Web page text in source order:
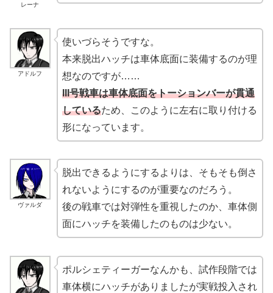
レーナ
アドルフ
使いづらそうですな。
本来脱出ハッチは車体底面に装備するのが理
想なのですが……
III号戦車は車体底面をトーションバーが貫通
しているため、このように左右に取り付ける
形になっています。
ヴァルダ
脱出できるようにするよりは、そもそも倒さ
れないようにするのが重要なのだろう。
後の戦車では対弾性を重視したのか、車体側
面にハッチを装備したのものは少ない。
ポルシェティーガーなんかも、試作段階では
車体横にハッチがありましたが実戦投入され